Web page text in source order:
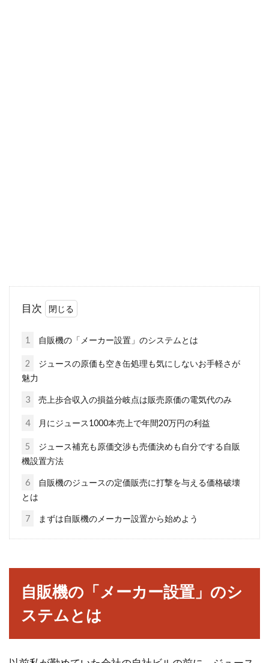
き方や伝え方もご紹介！
ネットの不動産ニュースランキング
から気になる情報をご紹介
ネットの浸透によって、大小さまざまなニュー
た。自分に...
無職生活で貯金はどうなる？無職に
もし、家族やあなた自身が突然無職になった
ら？家族を養わなければならないのにお金がな
い。一...
目次
1 自販機の「メーカー設置」のシステムとは
2
ジュースの原価も空き缶処理も気にしないお手軽さが
魅力
3 売上歩合収入の損益分岐点は販売原価の電気代のみ
4 月にジュース1000本売上で年間20万円の利益
5
ジュース補充も原価交渉も売価決めも自分でする自販
機設置方法
6
自販機のジュースの定価販売に打撃を与える価格破壊
とは
7 まずは自販機のメーカー設置から始めよう
自販機の「メーカー設置」のシ
ステムとは